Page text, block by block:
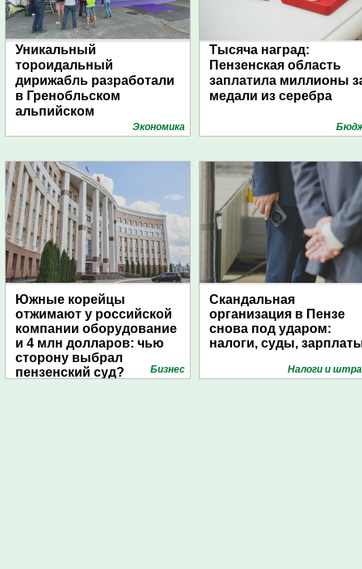
Уникальный
тороидальный
дирижабль разработали
в Гренобльском
альпийском
Экономика
Тысяча наград:
Пензенская область
заплатила миллионы
медали из серебра
Южные корейцы
отжимают у российской
компании оборудование
и 4 млн долларов: чью
сторону выбрал
пензенский суд?
Бизнес
Скандальная
организация в Пензе
снова под ударом:
налоги, суды,
Налоги и